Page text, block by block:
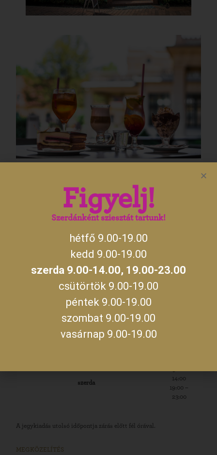
Aktuális gyulai programokért, irány
agyulakult.hu
hétfő, kedd, csütörtök, péntek, szombat,
szerda
14:00
19:00 –
23:00
A jegykiadás utolsó időpontja zárás előtt fél órával.
MEGKÖZELÍTÉS
Figyelj!
Szerdánként sziesztát tartunk!
hétfő 9.00-19.00
kedd 9.00-19.00
szerda 9.00-14.00, 19.00-23.00
csütörtök 9.00-19.00
péntek 9.00-19.00
szombat 9.00-19.00
vasárnap 9.00-19.00